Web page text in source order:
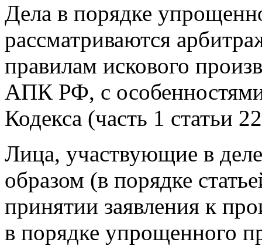
Дела в порядке
рассматриваются
правилам искового
АПК РФ, с
Кодекса (часть 1 статьи
Лица, участвующие в
образом (в порядке
принятии заявления к
в порядке упрощенного